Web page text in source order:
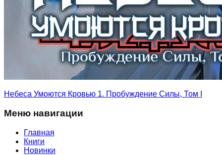
Небеса Умоются Кровью 1. Пробуждение Силы, Том I
Меню навигации
Главная
Книги
Новинки